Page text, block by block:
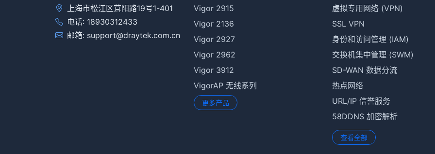
上海市松江区茸阳路19号1-401
电话: 18930312433
邮箱: support@draytek.com.cn
Vigor 2915
Vigor 2136
Vigor 2927
Vigor 2962
Vigor 3912
VigorAP 无线系列
更多产品
虚拟专用网络 (VPN)
SSL VPN
身份和访问管理 (IAM)
交换机集中管理 (SWM)
SD-WAN 数据分流
热点网络
URL/IP 信誉服务
58DDNS 加密解析
查看全部